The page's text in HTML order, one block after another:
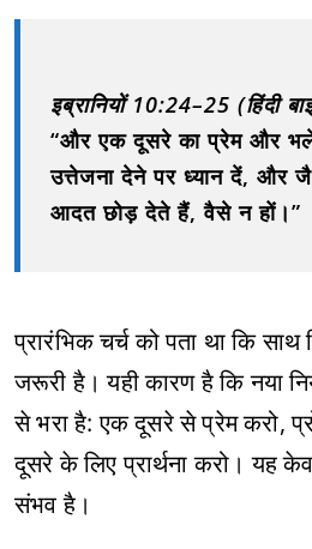
इब्रानियों 10:24–25 (हिंदी
“और एक दूसरे का प्रेम और भले
उत्तेजना देने पर ध्यान दें, और
आदत छोड़ देते हैं, वैसे न हों।”
प्रारंभिक चर्च को पता था कि
जरूरी है। यही कारण है कि नया
से भरा है: एक दूसरे से प्रेम करो,
दूसरे के लिए प्रार्थना करो। यह
संभव है।